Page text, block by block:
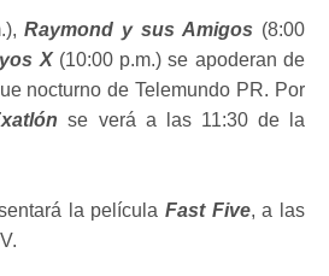
Raymond y sus Amigos (8:00
X(10:00 p.m.) se apoderan de
nocturno de Telemundo PR. Por
se verá a las 11:30 de la
la películaFast Five, a las